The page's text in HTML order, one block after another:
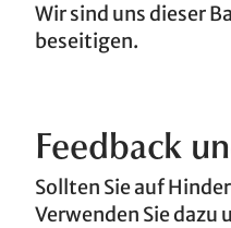
Wir sind uns dieser
beseitigen.
Feedback
Sollten Sie auf
Verwenden Sie dazu